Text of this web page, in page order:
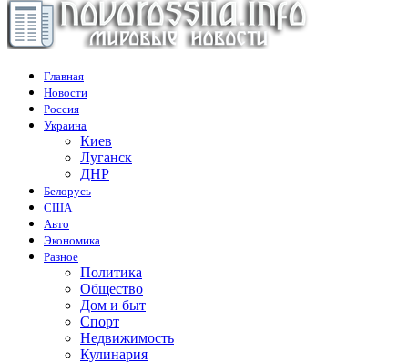
Главная
Новости
Россия
Украина
Киев
Луганск
ДНР
Белорусь
США
Авто
Экономика
Разное
Политика
Общество
Дом и быт
Спорт
Недвижимость
Кулинария